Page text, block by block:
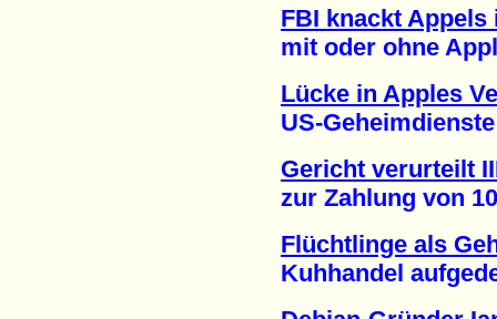
FBI knackt Appels
mit oder ohne
Lücke in Apples
US-Geheimdienste
Gericht verurteilt
zur Zahlung von
Flüchtlinge als
Kuhhandel